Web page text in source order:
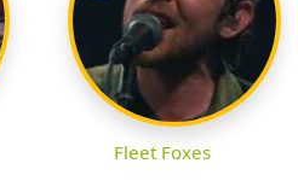
Fleet Foxes